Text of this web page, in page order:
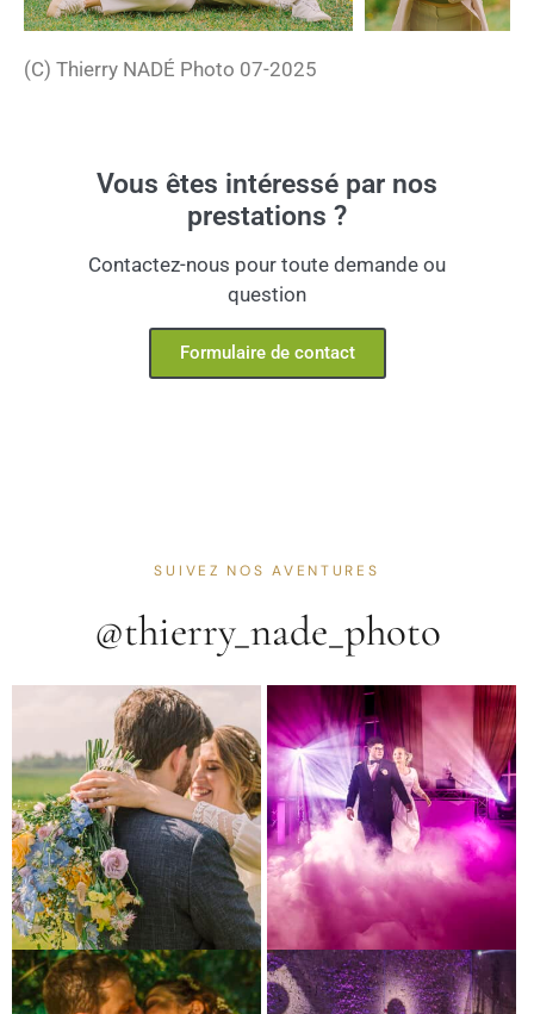
(C) Thierry NADÉ Photo 07-2025
Vous êtes intéressé par nos
prestations ?
Contactez-nous pour toute demande ou
question
Formulaire de contact
SUIVEZ NOS AVENTURES
@thierry_nade_photo